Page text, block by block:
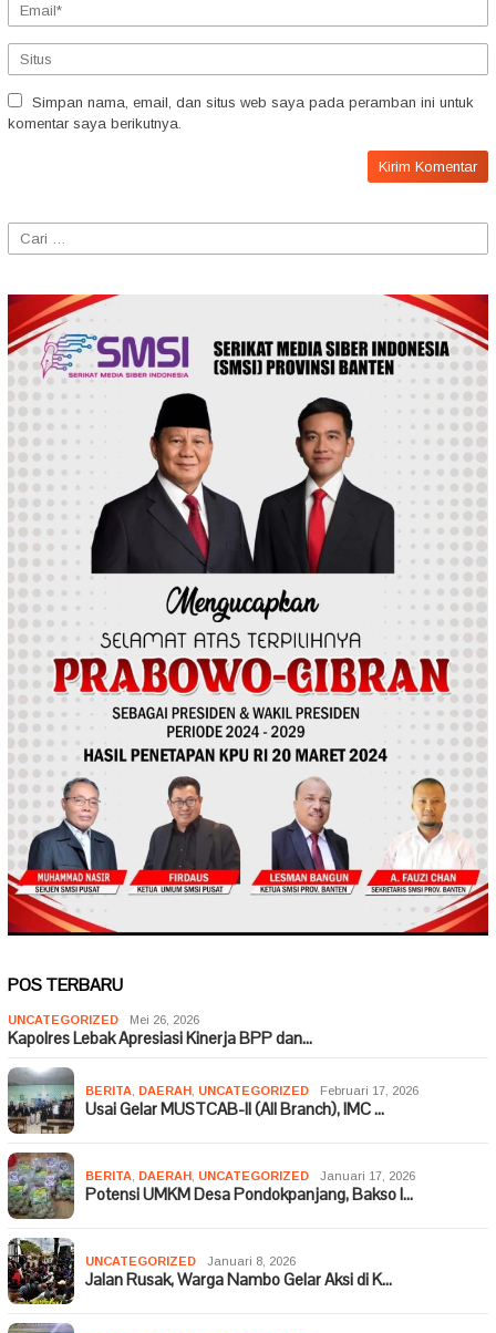
Simpan nama, email, dan situs web saya pada peramban ini untuk
komentar saya berikutnya.
Cari
untuk:
POS TERBARU
UNCATEGORIZED Mei 26, 2026
Kapolres Lebak Apresiasi Kinerja BPP dan…
BERITA DAERAH UNCATEGORIZED Februari 17, 2026
Usai Gelar MUSTCAB-II (All Branch), IMC …
BERITA DAERAH UNCATEGORIZED Januari 17, 2026
Potensi UMKM Desa Pondokpanjang, Bakso I…
UNCATEGORIZED Januari 8, 2026
Jalan Rusak, Warga Nambo Gelar Aksi di K…